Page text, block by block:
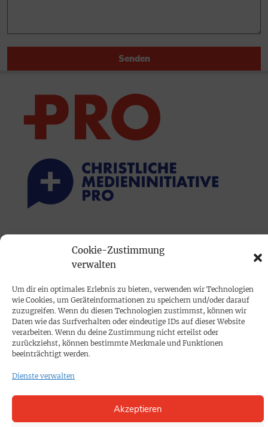
Cookie-Zustimmung
verwalten
Um dir ein optimales Erlebnis zu bieten, verwenden wir Technologien
wie Cookies, um Geräteinformationen zu speichern und/oder darauf
zuzugreifen. Wenn du diesen Technologien zustimmst, können wir
Daten wie das Surfverhalten oder eindeutige IDs auf dieser Website
verarbeiten. Wenn du deine Zustimmung nicht erteilst oder
zurückziehst, können bestimmte Merkmale und Funktionen
beeinträchtigt werden.
Dienste verwalten
Akzeptieren
Senden
PRINTAUSGABE
Mediadaten
PROKOMPAKT
Impressum
SPENDEN
KONTAKT